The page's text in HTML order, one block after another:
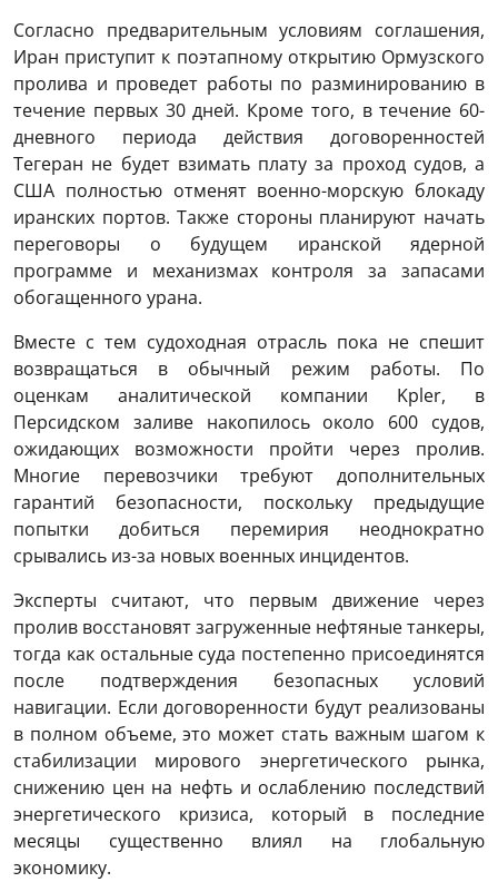
Согласно предварительным условиям соглашения,
Иран приступит к поэтапному открытию Ормузского
пролива и проведет работы по разминированию в
течение первых 30 дней. Кроме того, в течение 60-
дневного периода действия договоренностей
Тегеран не будет взимать плату за проход судов, а
США полностью отменят военно-морскую блокаду
иранских портов. Также стороны планируют начать
переговоры о будущем иранской ядерной
программе и механизмах контроля за запасами
обогащенного урана.
Вместе с тем судоходная отрасль пока не спешит
возвращаться в обычный режим работы. По
оценкам аналитической компании Kpler, в
Персидском заливе накопилось около 600 судов,
ожидающих возможности пройти через пролив.
Многие перевозчики требуют дополнительных
гарантий безопасности, поскольку предыдущие
попытки добиться перемирия неоднократно
срывались из-за новых военных инцидентов.
Эксперты считают, что первым движение через
пролив восстановят загруженные нефтяные танкеры,
тогда как остальные суда постепенно присоединятся
после подтверждения безопасных условий
навигации. Если договоренности будут реализованы
в полном объеме, это может стать важным шагом к
стабилизации мирового энергетического рынка,
снижению цен на нефть и ослаблению последствий
энергетического кризиса, который в последние
месяцы существенно влиял на глобальную
экономику.